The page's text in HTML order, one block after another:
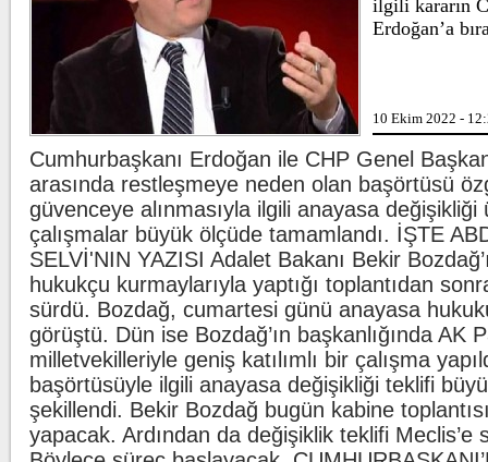
ilgili kararın
Erdoğan’a
10 Ekim 2022 -
Cumhurbaşkanı Erdoğan ile CHP Genel
arasında restleşmeye neden olan başörtüsü
güvenceye alınmasıyla ilgili anayasa değişikliği
çalışmalar büyük ölçüde tamamlandı. İŞTE
SELVİ'NIN YAZISI Adalet Bakanı Bekir
hukukçu kurmaylarıyla yaptığı toplantıdan
sürdü. Bozdağ, cumartesi günü anayasa
görüştü. Dün ise Bozdağ’ın başkanlığında AK
milletvekilleriyle geniş katılımlı bir çalışma
başörtüsüyle ilgili anayasa değişikliği teklifi
şekillendi. Bekir Bozdağ bugün kabine
yapacak. Ardından da değişiklik teklifi Meclis’e
Beşiktaş'ta